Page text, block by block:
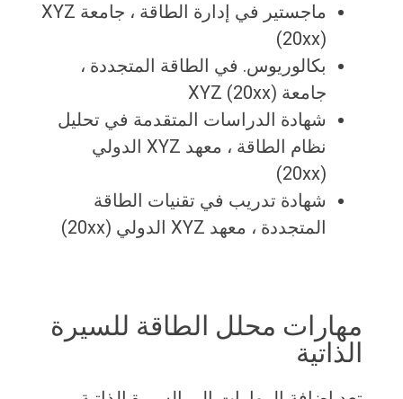
ماجستير في إدارة الطاقة ، جامعة XYZ
(20xx)
بكالوريوس. في الطاقة المتجددة ،
جامعة XYZ (20xx)
شهادة الدراسات المتقدمة في تحليل
نظام الطاقة ، معهد XYZ الدولي
(20xx)
شهادة تدريب في تقنيات الطاقة
المتجددة ، معهد XYZ الدولي (20xx)
مهارات محلل الطاقة للسيرة
الذاتية